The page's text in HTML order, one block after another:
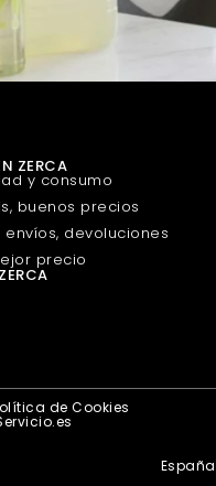
ZERCA
y consumo
buenos precios
envíos, devoluciones
precio
de Cookies
España